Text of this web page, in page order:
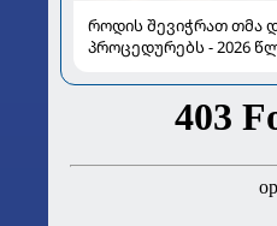
როდის შევიჭრათ თმა
პროცედურებს - 2026